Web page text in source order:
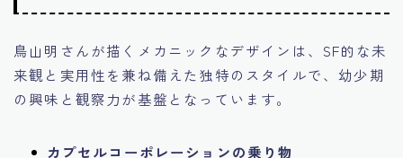
鳥山明さんが描くメカニックなデザインは、SF的な未
来観と実用性を兼ね備えた独特のスタイルで、幼少期
の興味と観察力が基盤となっています。
カプセルコーポレーションの乗り物